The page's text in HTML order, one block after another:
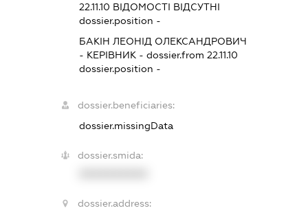
22.11.10 ВІДОМОСТІ ВІДСУТНІ
dossier.position -
БАКІН ЛЕОНІД ОЛЕКСАНДРОВИЧ
- КЕРІВНИК - dossier.from 22.11.10
dossier.position -
dossier.beneficiaries:
dossier.missingData
dossier.smida:
dossier.address: